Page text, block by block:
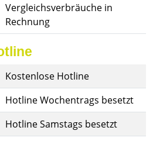
Vergleichsverbräuche in
Rechnung
Kostenlose Hotline
Hotline Wochentrags besetzt
Hotline Samstags besetzt